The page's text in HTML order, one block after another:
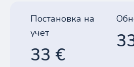
Постановка на
учет
33 €